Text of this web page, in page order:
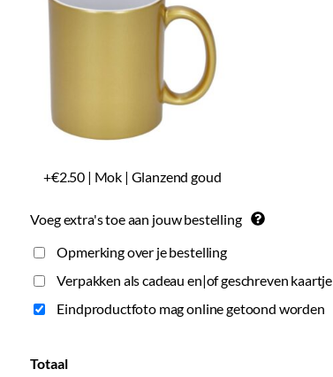
+€2.50 | Mok | Glanzend goud
Voeg extra's toe aan jouw bestelling
Opmerking over je bestelling
Verpakken als cadeau en|of geschreven kaartje
Eindproductfoto mag online getoond worden
Totaal